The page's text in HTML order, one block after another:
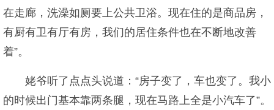
在走廊，洗澡如厕要上公共卫浴。现在住的是商品房，
有厨有卫有厅有房，我们的居住条件也在不断地改善
着”。
姥爷听了点点头说道：“房子变了，车也变了。我小
的时候出门基本靠两条腿，现在马路上全是小汽车了”。